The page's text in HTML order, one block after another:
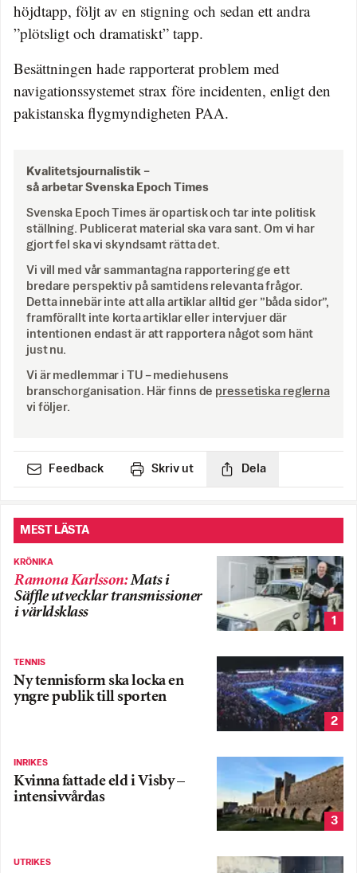
höjdtapp, följt av en stigning och sedan ett andra
”plötsligt och dramatiskt” tapp.
Besättningen hade rapporterat problem med
navigationssystemet strax före incidenten, enligt den
pakistanska flygmyndigheten PAA.
Kvalitetsjournalistik –
så arbetar Svenska Epoch Times
Svenska Epoch Times är opartisk och tar inte politisk
ställning. Publicerat material ska vara sant. Om vi har
gjort fel ska vi skyndsamt rätta det.
Vi vill med vår sammantagna rapportering ge ett
bredare perspektiv på samtidens relevanta frågor.
Detta innebär inte att alla artiklar alltid ger ”båda sidor”,
framförallt inte korta artiklar eller intervjuer där
intentionen endast är att rapportera något som hänt
just nu.
Vi är medlemmar i TU – mediehusens
branschorganisation. Här finns de pressetiska reglerna
vi följer.
Feedback Skriv ut Dela
MEST LÄSTA
KRÖNIKA
Ramona Karlsson:Mats i
Säffle utvecklar transmissioner
i världsklass
1
TENNIS
Ny tennisform ska locka en
yngre publik till sporten
2
INRIKES
Kvinna fattade eld i Visby –
intensivvårdas
3
UTRIKES